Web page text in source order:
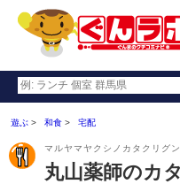
遊ぶ 和食 宅配
マルヤマヤクシノカタクリグ
丸山薬師のカ